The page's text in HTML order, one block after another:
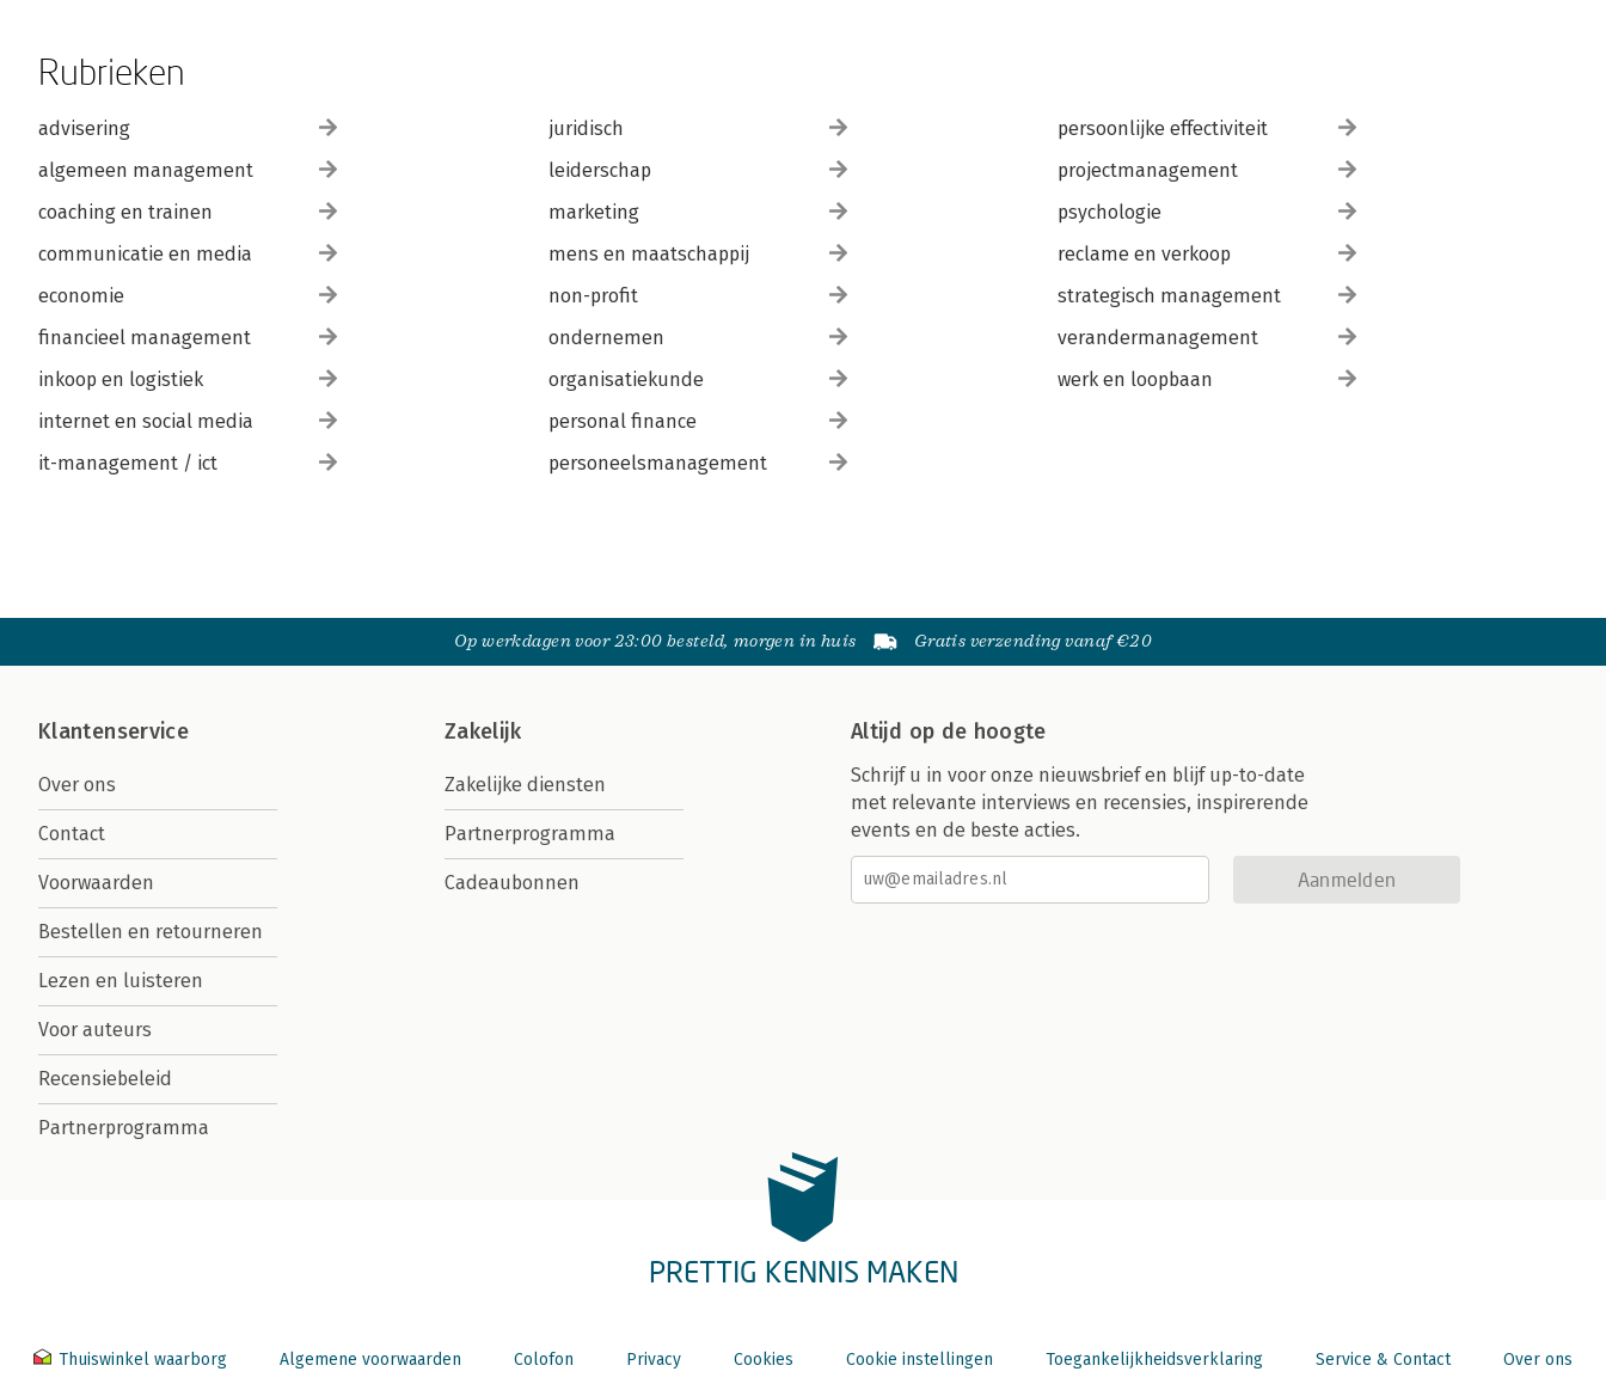
Rubrieken
advisering
algemeen management
coaching en trainen
communicatie en media
economie
financieel management
inkoop en logistiek
internet en social media
it-management / ict
juridisch
leiderschap
marketing
mens en maatschappij
non-profit
ondernemen
organisatiekunde
personal finance
personeelsmanagement
persoonlijke effectiviteit
projectmanagement
psychologie
reclame en verkoop
strategisch management
verandermanagement
werk en loopbaan
Op werkdagen voor 23:00 besteld, morgen in huis Gratis verzending vanaf €20
Klantenservice
Over ons
Contact
Voorwaarden
Bestellen en retourneren
Lezen en luisteren
Voor auteurs
Recensiebeleid
Partnerprogramma
Zakelijk
Zakelijke diensten
Partnerprogramma
Cadeaubonnen
Altijd op de hoogte
Schrijf u in voor onze nieuwsbrief en blijf up-to-date
met relevante interviews en recensies, inspirerende
events en de beste acties.
Aanmelden
PRETTIG KENNIS MAKEN
Thuiswinkel waarborg Algemene voorwaarden Colofon Privacy Cookies Cookie instellingen Toegankelijkheidsverklaring Service & Contact Over ons